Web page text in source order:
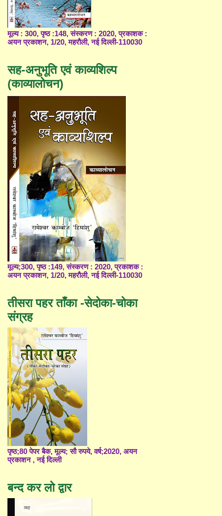
मूल्य : 300, पृष्ठ :148, संस्करण : 2020, प्रकाशक :
अयन प्रकाशन, 1/20, महरौली, नई दिल्ली-110030
सह-अनुभूति एवं काव्यशिल्प
(काव्यालोचन)
मूल्य;300, पृष्ठ :149, संस्करण : 2020, प्रकाशक :
अयन प्रकाशन, 1/20, महरौली, नई दिल्ली-110030
तीसरा पहर ताँका -सेदोका-चोका
संग्रह
पृष्ठ;80 पेपर बैक, मूल्य; सौ रुपये, वर्ष;2020, अयन
प्रकाशन , नई दिल्ली
बन्द कर लो द्वार